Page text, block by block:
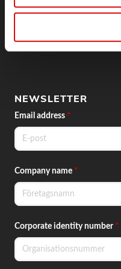
BLI KUND
NEWSLETTER
Email address *
Company name *
Corporate identity number *